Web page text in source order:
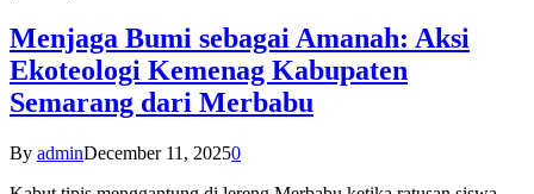
Menjaga Bumi sebagai Amanah: Aksi
Ekoteologi Kemenag Kabupaten
Semarang dari Merbabu
By adminDecember 11, 20250